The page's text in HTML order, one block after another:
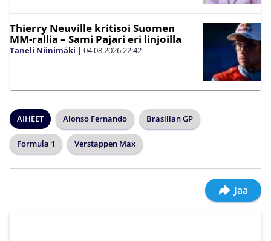
Thierry Neuville kritisoi Suomen
MM-rallia – Sami Pajari eri linjoilla
Taneli Niinimäki | 04.08.202622:42
AIHEET Alonso Fernando Brasilian GP
Formula 1 Verstappen Max
Jaa